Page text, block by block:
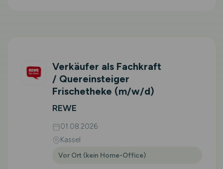
Verkäufer als Fachkraft
/ Quereinsteiger
Frischetheke (m/w/d)
REWE
01.08.2026
Kassel
Vor Ort (kein Home-Office)